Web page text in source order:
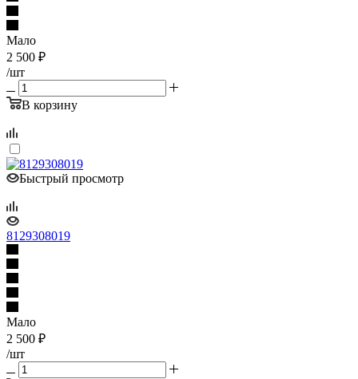
Мало
2 500 ₽
/шт
В корзину
Быстрый просмотр
8129308019
Мало
2 500 ₽
/шт